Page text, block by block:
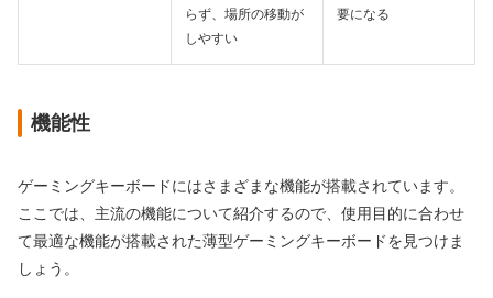
らず、場所の移動が
しやすい
要になる
機能性
ゲーミングキーボードにはさまざまな機能が搭載されています。
ここでは、主流の機能について紹介するので、使用目的に合わせ
て最適な機能が搭載された薄型ゲーミングキーボードを見つけま
しょう。